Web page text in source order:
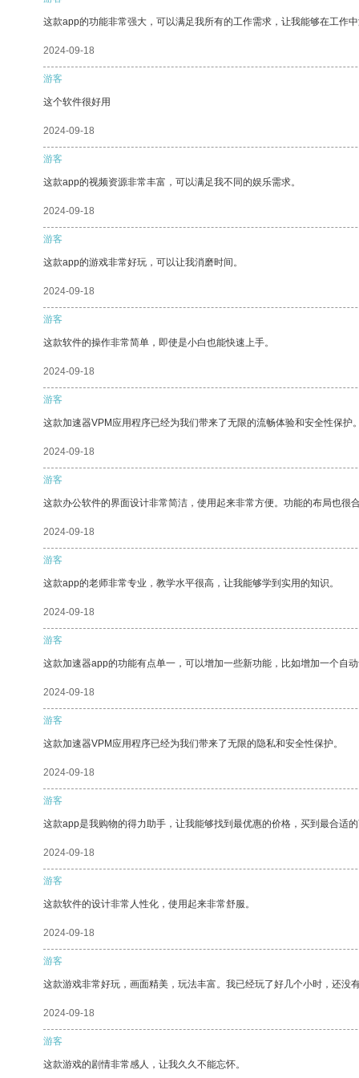
这款app的功能非常强大，可以满足我所有的工作需求，让我能够在工作中
2024-09-18
游客
这个软件很好用
2024-09-18
游客
这款app的视频资源非常丰富，可以满足我不同的娱乐需求。
2024-09-18
游客
这款app的游戏非常好玩，可以让我消磨时间。
2024-09-18
游客
这款软件的操作非常简单，即使是小白也能快速上手。
2024-09-18
游客
这款加速器VPM应用程序已经为我们带来了无限的流畅体验和安全性保护。
2024-09-18
游客
这款办公软件的界面设计非常简洁，使用起来非常方便。功能的布局也很
2024-09-18
游客
这款app的老师非常专业，教学水平很高，让我能够学到实用的知识。
2024-09-18
游客
这款加速器app的功能有点单一，可以增加一些新功能，比如增加一个自动
2024-09-18
游客
这款加速器VPM应用程序已经为我们带来了无限的隐私和安全性保护。
2024-09-18
游客
这款app是我购物的得力助手，让我能够找到最优惠的价格，买到最合适的
2024-09-18
游客
这款软件的设计非常人性化，使用起来非常舒服。
2024-09-18
游客
这款游戏非常好玩，画面精美，玩法丰富。我已经玩了好几个小时，还没有
2024-09-18
游客
这款游戏的剧情非常感人，让我久久不能忘怀。